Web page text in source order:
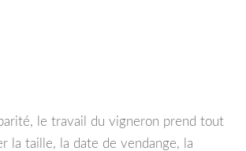
le travail du vigneron prend tout
la taille, la date de vendange, la